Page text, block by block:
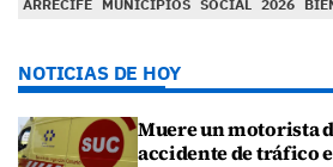
ARRECIFE MUNICIPIOS SOCIAL 2026
NOTICIAS DE HOY
Muere un motorista
accidente de tráfico